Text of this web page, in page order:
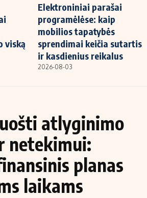
viską
Elektroniniai parašai
programėlėse: kaip
mobilios tapatybės
sprendimai keičia sutartis
ir kasdienius reikalus
2026-08-03
atlyginimo
netekimui:
planas
laikams